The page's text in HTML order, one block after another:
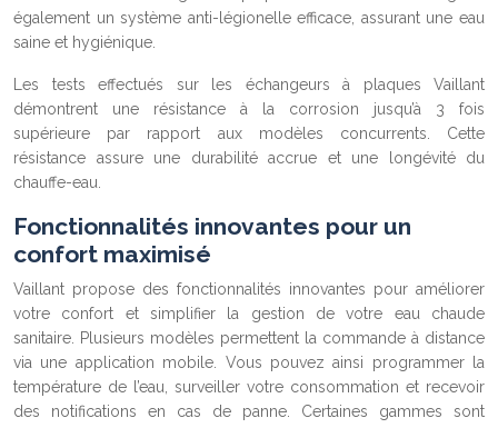
également un système anti-légionelle efficace, assurant une eau
saine et hygiénique.
Les tests effectués sur les échangeurs à plaques Vaillant
démontrent une résistance à la corrosion jusqu’à 3 fois
supérieure par rapport aux modèles concurrents. Cette
résistance assure une durabilité accrue et une longévité du
chauffe-eau.
Fonctionnalités innovantes pour un
confort maximisé
Vaillant propose des fonctionnalités innovantes pour améliorer
votre confort et simplifier la gestion de votre eau chaude
sanitaire. Plusieurs modèles permettent la commande à distance
via une application mobile. Vous pouvez ainsi programmer la
température de l’eau, surveiller votre consommation et recevoir
des notifications en cas de panne. Certaines gammes sont